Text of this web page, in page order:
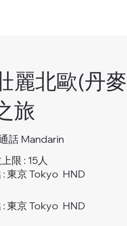
話 Mandarin
限 : 15人
: 東京 Tokyo HND
: 東京 Tokyo HND
麗北歐(丹
旅